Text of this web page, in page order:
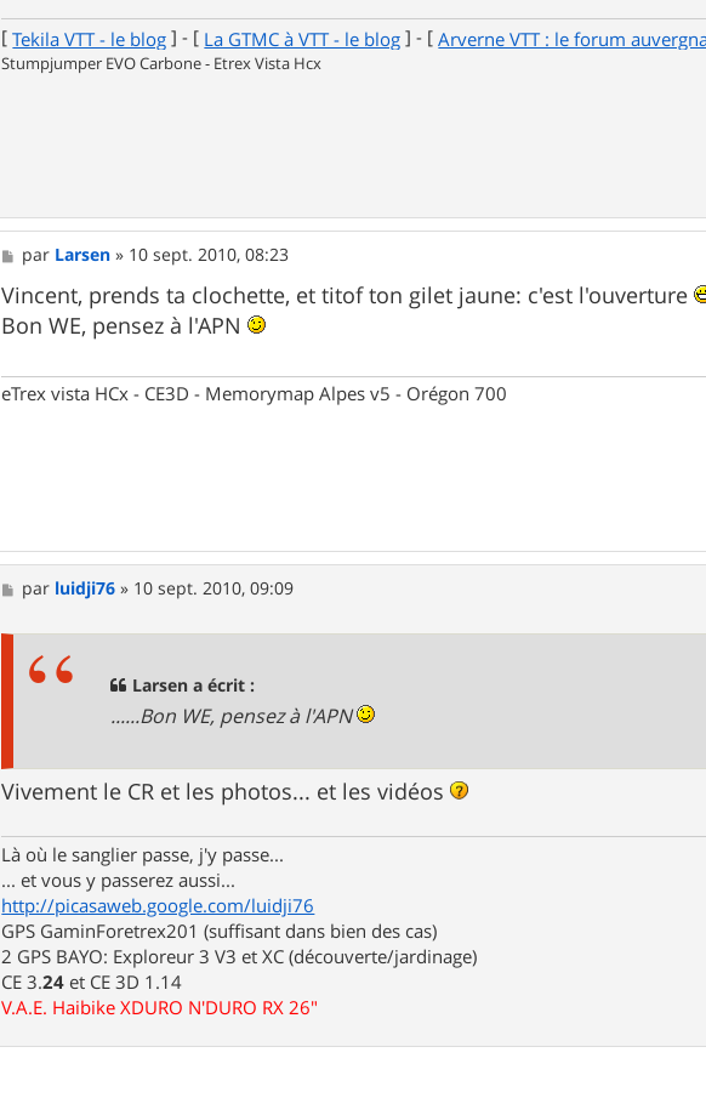
[Tekila VTT - le blog ] - [ La GTMC à VTT - le blog ] - [ Arverne VTT : le forum
Stumpjumper EVO Carbone - Etrex Vista Hcx
M
e
s
s
a
par Larsen » 10 sept. 2010, 08:23
Vincent, prends ta clochette, et titof ton gilet jaune: c'est l'ouverture
Bon WE, pensez à l'APN
eTrex vista HCx - CE3D - Memorymap Alpes v5 - Orégon 700
M
e
par luidji76 » 10 sept. 2010, 09:09
Larsen a écrit :
......Bon WE, pensez à l'APN
Vivement le CR et les photos... et les vidéos
Là où le sanglier passe, j'y passe...
... et vous y passerez aussi...
http://picasaweb.google.com/luidji76
GPS GaminForetrex201 (suffisant dans bien des cas)
2 GPS BAYO: Exploreur 3 V3 et XC (découverte/jardinage)
CE 3.24 et CE 3D 1.14
V.A.E. Haibike XDURO N'DURO RX 26"